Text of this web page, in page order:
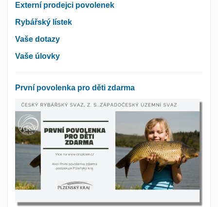
Externí prodejci povolenek
Rybářský lístek
Vaše dotazy
Vaše úlovky
První povolenka pro děti zdarma